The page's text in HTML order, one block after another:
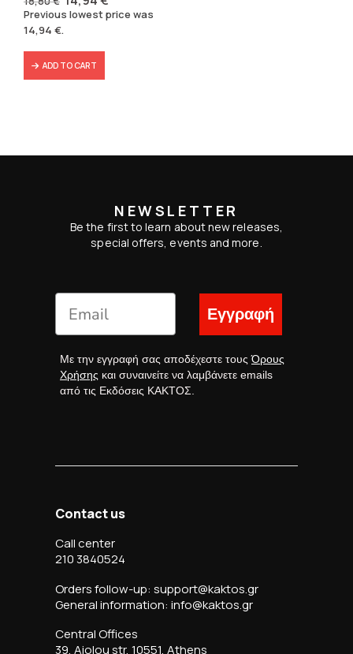
price
was:
18,80 €.
price
is:
Previous lowest price was
14,94 €.
ADD TO CART
NEWSLETTER
Be the first to learn about new releases,
special offers, events and more.
Εγγραφή
Με την εγγραφή σας αποδέχεστε τουςΌρους
Χρήσης και συναινείτε να λαμβάνετε emails
από τις Εκδόσεις ΚΑΚΤΟΣ.
Contact us
Call center
210 3840524
Orders follow-up: support@kaktos.gr
General information: info@kaktos.gr
Central Offices
39, Aiolou str, 10551, Athens